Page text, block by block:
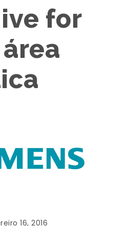
for
16, 2016